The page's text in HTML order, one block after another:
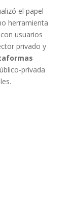
el papel
herramienta
usuarios
privado y
privada